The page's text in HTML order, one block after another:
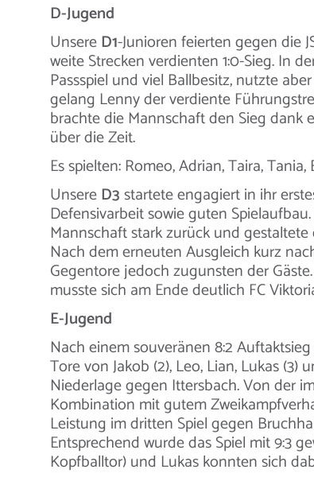
D-Jugend
UnsereD1-Junioren feierten gegen die
weite Strecken verdienten 1:0-Sieg. In
Passspiel und viel Ballbesitz, nutzte
gelang Lenny der verdiente
brachte die Mannschaft den Sieg
über die Zeit.
Es spielten: Romeo, Adrian, Taira,
UnsereD3startete engagiert in ihr
Defensivarbeit sowie guten
Mannschaft stark zurück und
Nach dem erneuten Ausgleich kurz
Gegentore jedoch zugunsten der
musste sich am Ende deutlich FC
E-Jugend
Nach einem souveränen 8:2
Tore von Jakob (2), Leo, Lian, Lukas
Niederlage gegen Ittersbach. Von der
Kombination mit gutem
Leistung im dritten Spiel gegen
Entsprechend wurde das Spiel mit 9:3
Kopfballtor) und Lukas konnten sich